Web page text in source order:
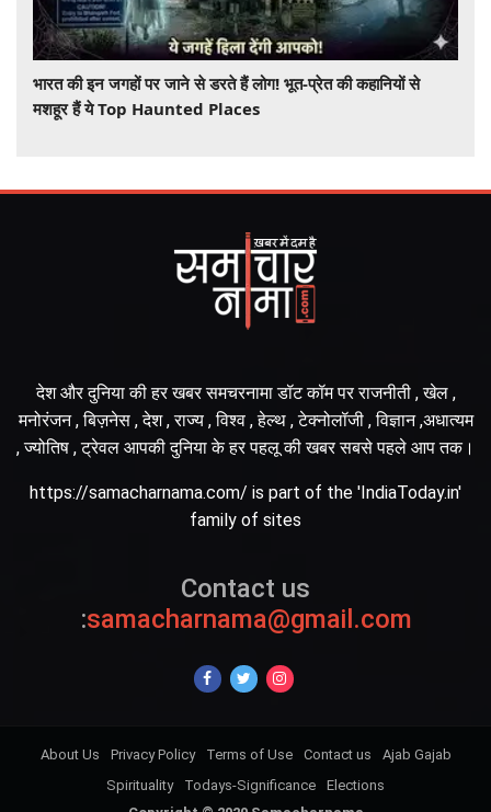
भारत की इन जगहों पर जाने से डरते हैं लोग! भूत-प्रेत की कहानियों से
मशहूर हैं ये Top Haunted Places
देश और दुनिया की हर खबर समचरनामा डॉट कॉम पर राजनीती , खेल ,
मनोरंजन , बिज़नेस , देश , राज्य , विश्व , हेल्थ , टेक्नोलॉजी , विज्ञान ,अधात्यम
, ज्योतिष , ट्रेवल आपकी दुनिया के हर पहलू की खबर सबसे पहले आप तक।
https://samacharnama.com/ is part of the 'IndiaToday.in'
family of sites
Contact us
:samacharnama@gmail.com
About Us Privacy Policy Terms of Use Contact us
Ajab Gajab
Spirituality
Todays-Significance Elections